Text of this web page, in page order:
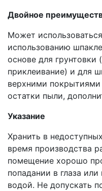
Двойное
Может
использованию
основе для
приклеивание) и для
верхними покрытиями
остатки пыли,
Указание
Хранить в
время производства
помещение хорошо
попадании в глаза
водой. Не допускать